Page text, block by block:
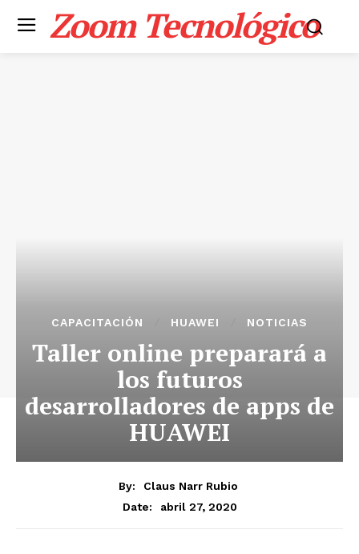
Zoom Tecnológico
CAPACITACIÓN HUAWEI NOTICIAS
Taller online preparará a
los futuros
desarrolladores de apps de
HUAWEI
By:
Claus Narr Rubio
Date:
abril 27, 2020